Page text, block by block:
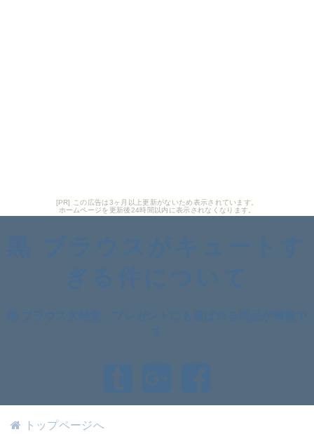
[PR] この広告は3ヶ月以上更新がないため表示されています。
ホームページを更新後24時間以内に表示されなくなります。
トップページへ